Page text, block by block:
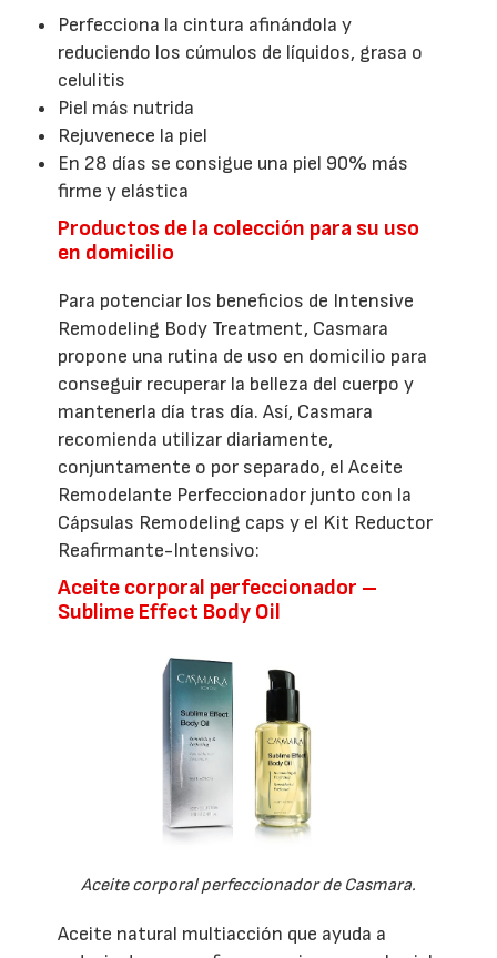
Perfecciona la cintura afinándola y
reduciendo los cúmulos de líquidos, grasa o
celulitis
Piel más nutrida
Rejuvenece la piel
En 28 días se consigue una piel 90% más
firme y elástica
Productos de la colección para su uso
en domicilio
Para potenciar los beneficios de Intensive
Remodeling Body Treatment, Casmara
propone una rutina de uso en domicilio para
conseguir recuperar la belleza del cuerpo y
mantenerla día tras día. Así, Casmara
recomienda utilizar diariamente,
conjuntamente o por separado, el Aceite
Remodelante Perfeccionador junto con la
Cápsulas Remodeling caps y el Kit Reductor
Reafirmante-Intensivo:
Aceite corporal perfeccionador –
Sublime Effect Body Oil
Aceite corporal perfeccionador de Casmara.
Aceite natural multiacción que ayuda a